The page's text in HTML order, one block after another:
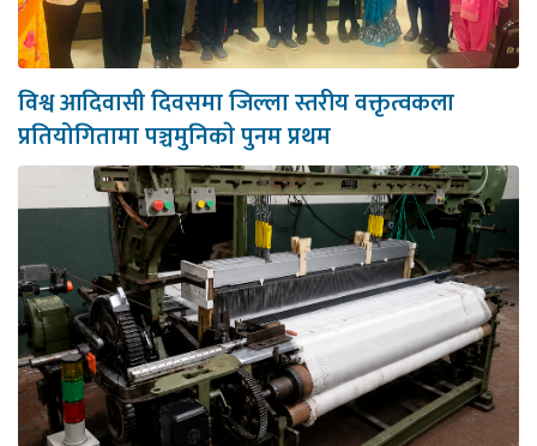
विश्व आदिवासी दिवसमा जिल्ला स्तरीय वक्तृत्वकला
प्रतियोगितामा पञ्चमुनिकाे पुनम प्रथम